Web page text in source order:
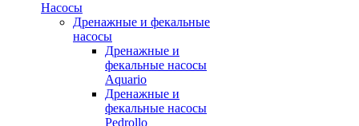
Насосы
Дренажные и фекальные
насосы
Дренажные и
фекальные насосы
Aquario
Дренажные и
фекальные насосы
Pedrollo